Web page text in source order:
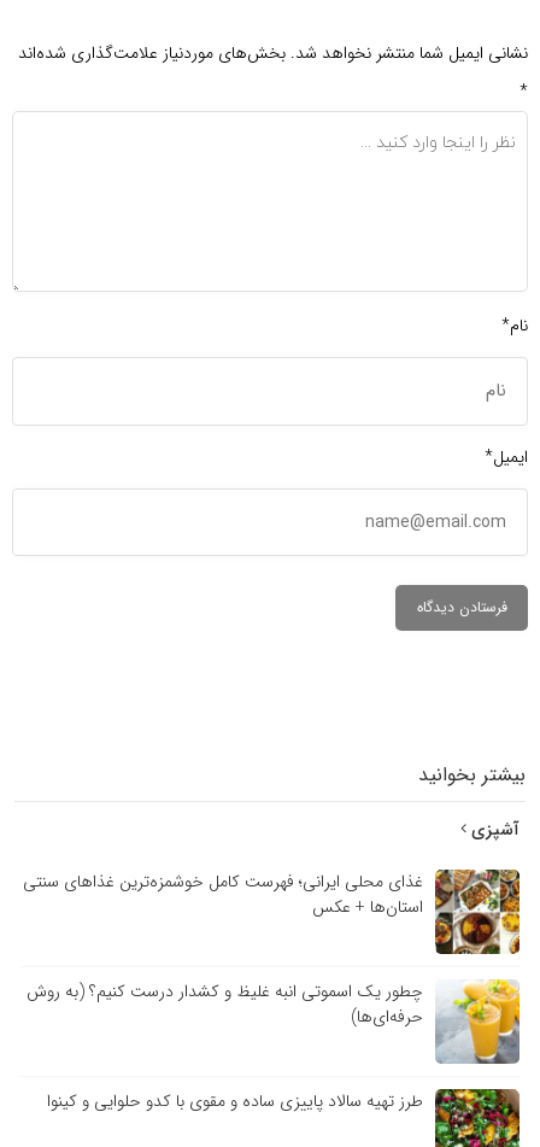
نشانی ایمیل شما منتشر نخواهد شد. بخش‌های موردنیاز علامت‌گذاری شده‌اند
*
نام*
ایمیل*
بیشتر بخوانید
آشپزی
غذای محلی ایرانی؛ فهرست کامل خوشمزه‌ترین غذاهای سنتی
استان‌ها + عکس
چطور یک اسموتی انبه غلیظ و کشدار درست کنیم؟ (به روش
حرفه‌ای‌ها)
طرز تهیه سالاد پاییزی ساده و مقوی با کدو حلوایی و کینوا